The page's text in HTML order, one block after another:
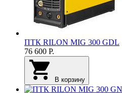
ПТК RILON MIG 300 GDL
76 600 Р.
В корзину